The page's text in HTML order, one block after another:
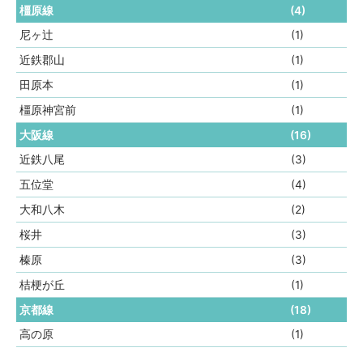
橿原線
(4)
尼ヶ辻
(1)
近鉄郡山
(1)
田原本
(1)
橿原神宮前
(1)
大阪線
(16)
近鉄八尾
(3)
五位堂
(4)
大和八木
(2)
桜井
(3)
榛原
(3)
桔梗が丘
(1)
京都線
(18)
高の原
(1)